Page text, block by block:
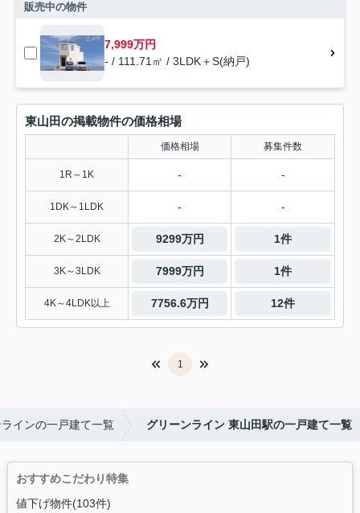
販売中の物件
7,999万円
- / 111.71㎡ / 3LDK＋S(納戸)
東山田の掲載物件の価格相場
価格相場 募集件数
1R～1K - -
1DK～1LDK - -
2K～2LDK 9299万円 1件
3K～3LDK 7999万円 1件
4K～4LDK以上 7756.6万円 12件
1
インの一戸建て一覧 グリーンライン 東山田駅の一戸建て一覧
おすすめこだわり特集
値下げ物件(103件)